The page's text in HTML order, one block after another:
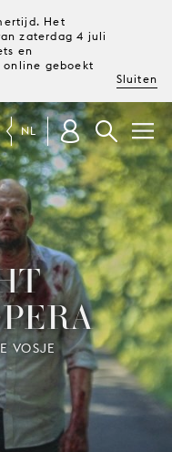
Het
zaterdag 4 juli
en
online geboekt
Sluiten
TICKETS &
UW
NL
VOSJE